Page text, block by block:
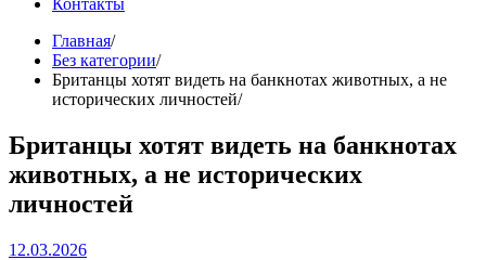
Контакты
Главная
Без категории
Британцы хотят видеть на банкнотах животных, а не
исторических личностей
Британцы хотят видеть на банкнотах
животных, а не исторических
личностей
12.03.2026